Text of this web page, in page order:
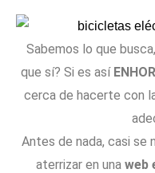
Sabemos lo que
que sí? Si es así
cerca de hacerte con
Antes de nada, casi se
aterrizar en una web